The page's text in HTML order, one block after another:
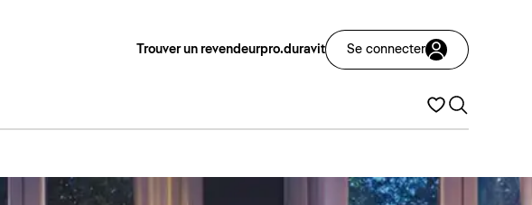
Trouver un revendeurpro.duravit Se connecter